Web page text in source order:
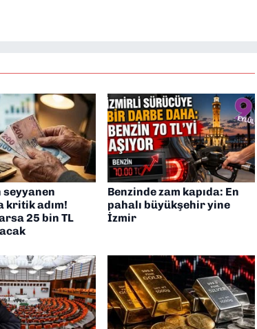
seyyanen
kritik adım!
25 bin TL
Benzinde zam kapıda: En
pahalı büyükşehir yine
İzmir